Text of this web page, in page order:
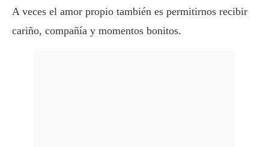
A veces el amor propio también es permitirnos recibir
cariño, compañía y momentos bonitos.